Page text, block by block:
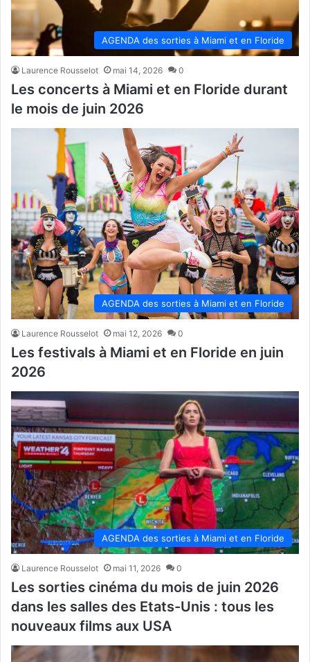
AGENDA des sorties à Miami et en Floride
Laurence Rousselot mai 14, 2026 0
Les concerts à Miami et en Floride durant
le mois de juin 2026
AGENDA des sorties à Miami et en Floride
Laurence Rousselot mai 12, 2026 0
Les festivals à Miami et en Floride en juin
2026
AGENDA des sorties à Miami et en Floride
Laurence Rousselot mai 11, 2026 0
Les sorties cinéma du mois de juin 2026
dans les salles des Etats-Unis : tous les
nouveaux films aux USA